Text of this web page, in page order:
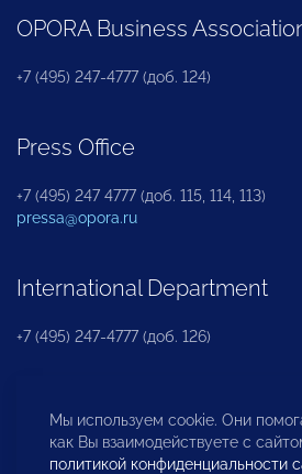
OPORA Business
+7 (495) 247-4777 (доб. 124)
Press Office
+7 (495) 247 4777 (доб. 115, 114, 113)
pressa@opora.ru
International Department
+7 (495) 247-4777 (доб. 126)
Business and Investment
Department
Мы используем cookie. Они
как Вы взаимодействуете с
политикой конфиденциальности